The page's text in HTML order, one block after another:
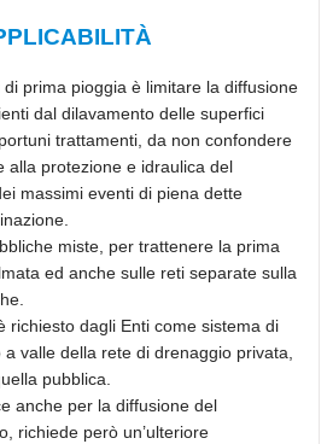
prima pioggia è limitare la diffusione
dal dilavamento delle superfici
trattamenti, da non confondere
alla protezione e idraulica del
massimi eventi di piena dette
miste, per trattenere la prima
ed anche sulle reti separate sulla
richiesto dagli Enti come sistema di
valle della rete di drenaggio privata,
pubblica.
anche per la diffusione del
richiede però un’ulteriore